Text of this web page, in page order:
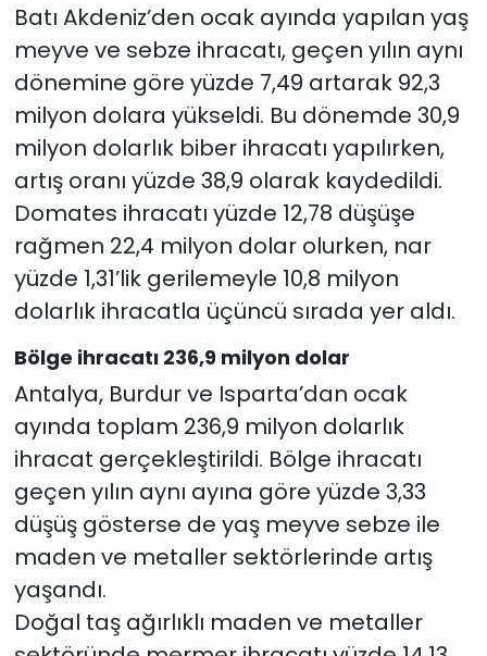
Batı Akdeniz’den ocak ayında yapılan yaş
meyve ve sebze ihracatı, geçen yılın aynı
dönemine göre yüzde 7,49 artarak 92,3
milyon dolara yükseldi. Bu dönemde 30,9
milyon dolarlık biber ihracatı yapılırken,
artış oranı yüzde 38,9 olarak kaydedildi.
Domates ihracatı yüzde 12,78 düşüşe
rağmen 22,4 milyon dolar olurken, nar
yüzde 1,31’lik gerilemeyle 10,8 milyon
dolarlık ihracatla üçüncü sırada yer aldı.
Bölge ihracatı 236,9 milyon dolar
Antalya, Burdur ve Isparta’dan ocak
ayında toplam 236,9 milyon dolarlık
ihracat gerçekleştirildi. Bölge ihracatı
geçen yılın aynı ayına göre yüzde 3,33
düşüş gösterse de yaş meyve sebze ile
maden ve metaller sektörlerinde artış
yaşandı.
Doğal taş ağırlıklı maden ve metaller